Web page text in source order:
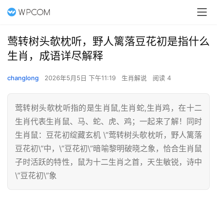
莺转树头欹枕听，野人篱落豆花初是指什么
生肖，成语详尽解释
changlong 2026年5月5日 下午11:19 生肖解说 阅读 4
莺转树头欹枕听指的是生肖鼠,生肖蛇,生肖鸡，在十二
生肖代表生肖鼠、马、蛇、虎、鸡；一起来了解！同时
生肖鼠：豆花初绽藏玄机 \”莺转树头欹枕听，野人篱落
豆花初\”中，\”豆花初\”暗喻黎明破晓之象，恰合生肖鼠
子时活跃的特性，鼠为十二生肖之首，天生敏锐，诗中
\”豆花初\”象